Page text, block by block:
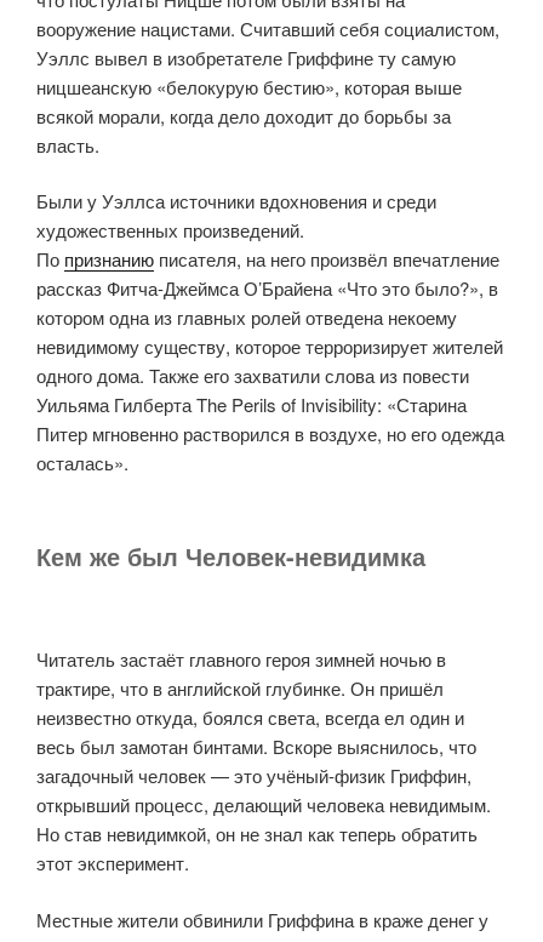
вооружение нацистами. Считавший себя социалистом,
Уэллс вывел в изобретателе Гриффине ту самую
ницшеанскую «белокурую бестию», которая выше
всякой морали, когда дело доходит до борьбы за
власть.
Были у Уэллса источники вдохновения и среди
художественных произведений.
По признанию писателя, на него произвёл впечатление
рассказ Фитча-Джеймса О’Брайена «Что это было?», в
котором одна из главных ролей отведена некоему
невидимому существу, которое терроризирует жителей
одного дома. Также его захватили слова из повести
Уильяма Гилберта The Perils of Invisibility: «Старина
Питер мгновенно растворился в воздухе, но его одежда
осталась».
Кем же был Человек-невидимка
Читатель застаёт главного героя зимней ночью в
трактире, что в английской глубинке. Он пришёл
неизвестно откуда, боялся света, всегда ел один и
весь был замотан бинтами. Вскоре выяснилось, что
загадочный человек — это учёный-физик Гриффин,
открывший процесс, делающий человека невидимым.
Но став невидимкой, он не знал как теперь обратить
этот эксперимент.
Местные жители обвинили Гриффина в краже денег у